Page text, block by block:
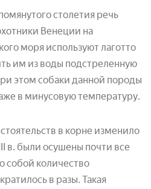
столетия речь
Венеции на
моря используют лаготто
им из воды подстреленную
этом собаки данной породы
в минусовую температуру.
в корне изменило
в. были осушены почти все
собой количество
в разы. Такая